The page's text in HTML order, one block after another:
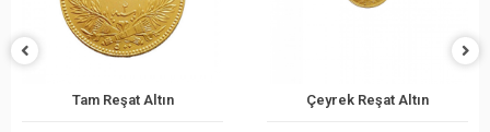
Sepete Ekle
Tam Reşat Altın
Sepete Ekle
Çeyrek Reşat Altın